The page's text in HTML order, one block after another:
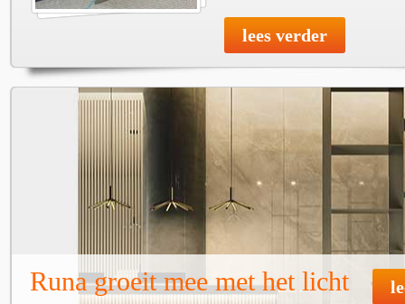
lees verder
Runa groeit mee met het licht